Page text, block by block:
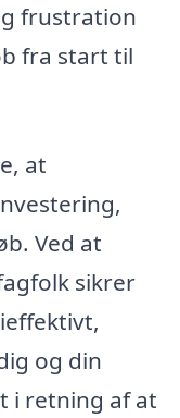
frustration
fra start til
at
Ved at
sikrer
og din
i retning af at